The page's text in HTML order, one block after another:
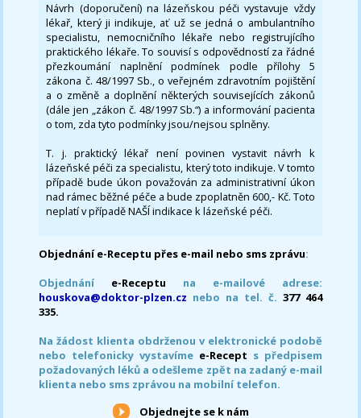
Návrh (doporučení) na lázeňskou péči vystavuje vždy
lékař, který ji indikuje, ať už se jedná o ambulantního
specialistu, nemocničního lékaře nebo registrujícího
praktického lékaře. To souvisí s odpovědností za řádné
přezkoumání naplnění podmínek podle přílohy 5
zákona č. 48/1997 Sb., o veřejném zdravotním pojištění
a o změně a doplnění některých souvisejících zákonů
(dále jen „zákon č. 48/1997 Sb.“) a informování pacienta
o tom, zda tyto podmínky jsou/nejsou splněny.
T. j. praktický lékař není povinen vystavit návrh k
lázeňské péči za specialistu, který toto indikuje. V tomto
případě bude úkon považován za administrativní úkon
nad rámec běžné péče a bude zpoplatněn 600,- Kč. Toto
neplatí v případě NAŠÍ indikace k lázeňské péči.
Objednání e-Receptu přes e-mail nebo sms zprávu:
Objednání e-Receptu na e-mailové adrese:
houskova@doktor-plzen.cz nebo na tel. č. 377 464
335.
Na žádost klienta obdrženou v elektronické podobě
nebo telefonicky vystavíme e-Recept s předpisem
požadovaných léků a odešleme zpět na zadaný e-mail
klienta nebo sms zprávou na mobilní telefon.
Objednejte se k nám